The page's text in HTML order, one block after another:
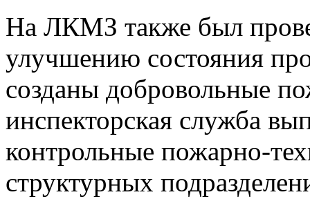
На ЛКМЗ также был
улучшению состояния
созданы добровольные
инспекторская служба
контрольные пожарно-
структурных